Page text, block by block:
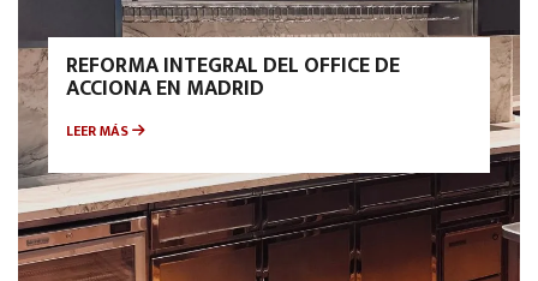
REFORMA INTEGRAL DEL OFFICE DE
ACCIONA EN MADRID
LEER MÁS